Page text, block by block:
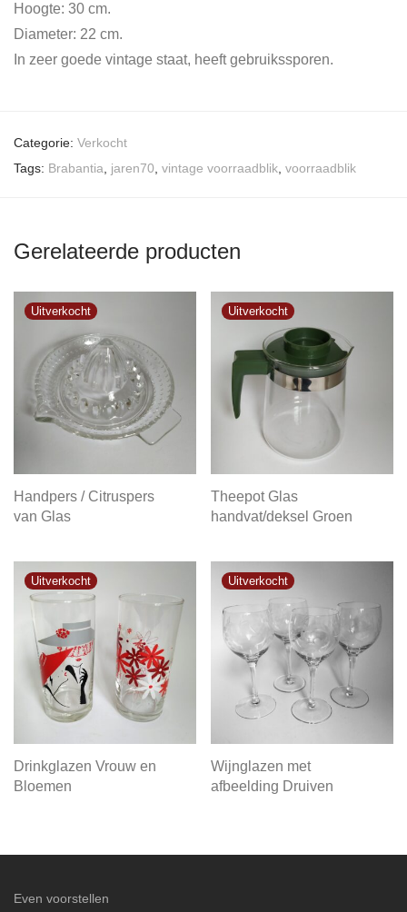
Hoogte: 30 cm.
Diameter: 22 cm.
In zeer goede vintage staat, heeft gebruikssporen.
Categorie: Verkocht
Tags: Brabantia jaren70 vintage voorraadblik voorraadblik
Gerelateerde producten
Handpers / Citruspers
van Glas
Theepot Glas
handvat/deksel Groen
Drinkglazen Vrouw en
Bloemen
Wijnglazen met
afbeelding Druiven
Even voorstellen